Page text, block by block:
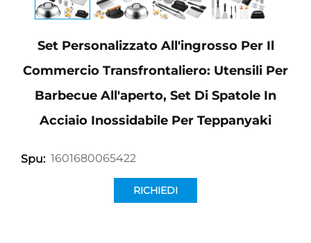
Set Personalizzato All'ingrosso Per Il
Commercio Transfrontaliero: Utensili Per
Barbecue All'aperto, Set Di Spatole In
Acciaio Inossidabile Per Teppanyaki
Spu: 1601680065422
RICHIEDI